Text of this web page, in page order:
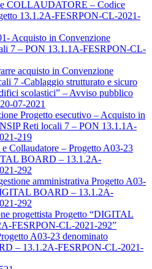
COLLAUDATORE – Codice
13.1.2A-FESRPON-CL-2021-
Acquisto in Convenzione
7 – PON 13.1.1A-FESRPON-CL-
acquisto in Convenzione
7 -Cablaggio strutturato e sicuro
scolastici” – Avviso pubblico
07-2021
Progetto esecutivo – Acquisto in
Reti locali 7 – PON 13.1.1A-
219
Collaudatore – Progetto A03-23
BOARD – 13.1.2A-
292
amministrativa Progetto A03-
BOARD – 13.1.2A-
292
progettista Progetto “DIGITAL
FESRPON-CL-2021-292”
A03-23 denominato
– 13.1.2A-FESRPON-CL-2021-